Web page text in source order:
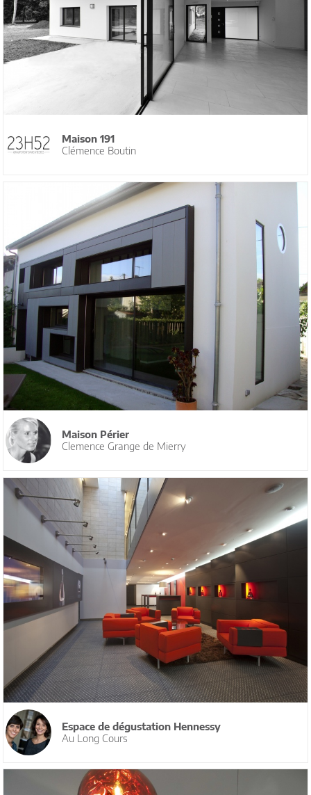
Maison 191
Clémence Boutin
Maison Périer
Clemence Grange de Mierry
Espace de dégustation Hennessy
Au Long Cours